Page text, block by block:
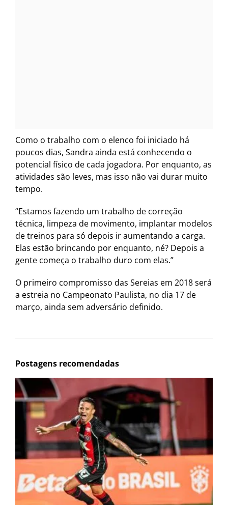
Como o trabalho com o elenco foi iniciado há
poucos dias, Sandra ainda está conhecendo o
potencial físico de cada jogadora. Por enquanto, as
atividades são leves, mas isso não vai durar muito
tempo.
“Estamos fazendo um trabalho de correção
técnica, limpeza de movimento, implantar modelos
de treinos para só depois ir aumentando a carga.
Elas estão brincando por enquanto, né? Depois a
gente começa o trabalho duro com elas.”
O primeiro compromisso das Sereias em 2018 será
a estreia no Campeonato Paulista, no dia 17 de
março, ainda sem adversário definido.
Postagens recomendadas